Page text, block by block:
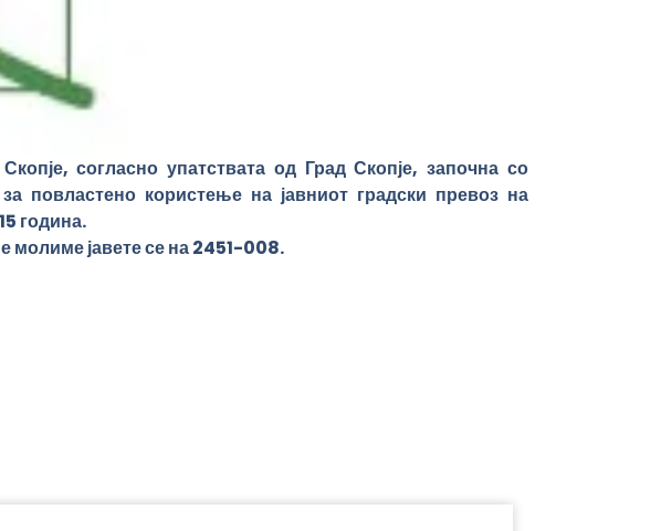
согласно упатствата од Град Скопје, започна со
повластено користење на јавниот градски превоз на
година.
молиме јавете се на 2451-008.